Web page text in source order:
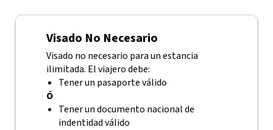
Visado No Necesario
Visado no necesario para un estancia
ilimitada. El viajero debe:
Tener un pasaporte válido
Ó
Tener un documento nacional de
indentidad válido